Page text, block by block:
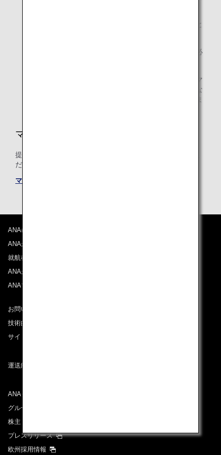
積算率・積算対象クラスは、搭乗日時点のものが適用と
ご利用後、マイル積算が確認されるまで、事後登録に必
提携航空会社運航のコードシェア便をご利用の場合、マ
イル積算は、運航会社の予約クラスに基づく積算率にな
り、積算率が異なる場合や、積算されない場合がありま
マイルの積算条件
提携航空会社共通のマイル積算条件についても必ずご確認く
ださい。
マイル積算条件
ANAについて
ANAからのお知らせ
就航都市
ANAがお約束する体験
ANAマイレージクラブ
お問い合わせ
技術的なお問い合わせ（推奨環境）
サイトマップ
運送約款
ANAグループについて
グループ企業一覧
株主・投資家情報
プレスリリース
欧州採用情報